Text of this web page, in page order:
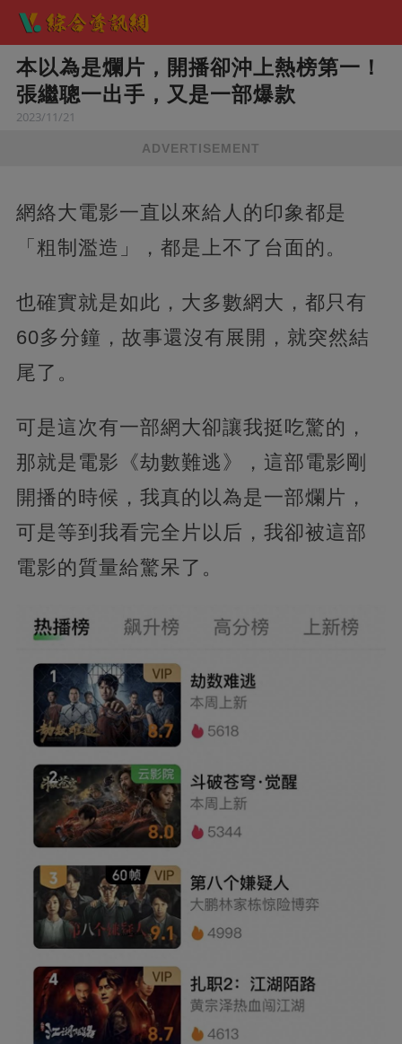
本以為是爛片，開播卻沖上熱榜第一！
張繼聰一出手，又是一部爆款
2023/11/21
ADVERTISEMENT
網絡大電影一直以來給人的印象都是
「粗制濫造」，都是上不了台面的。
也確實就是如此，大多數網大，都只有
60多分鐘，故事還沒有展開，就突然結
尾了。
可是這次有一部網大卻讓我挺吃驚的，
那就是電影《劫數難逃》，這部電影剛
開播的時候，我真的以為是一部爛片，
可是等到我看完全片以后，我卻被這部
電影的質量給驚呆了。